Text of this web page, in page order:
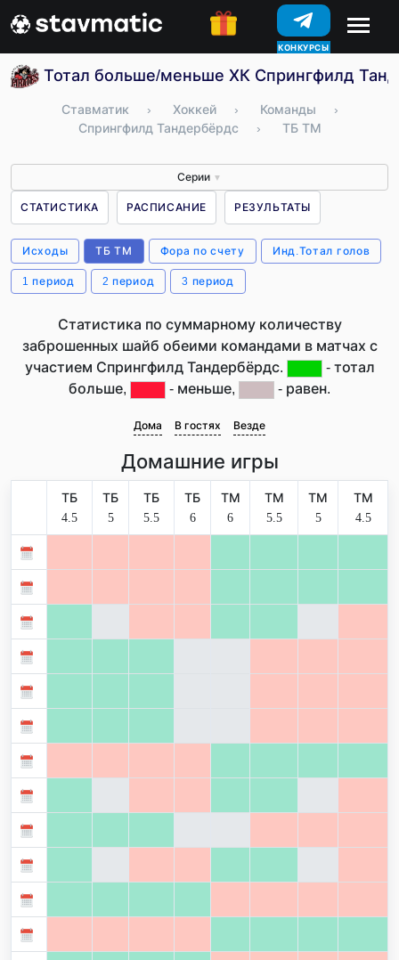
КОНКУРСЫ
Тотал больше/меньше ХК Спрингфилд
Ставматик › Хоккей › Команды
›
Спрингфилд Тандербёрдс
› ТБ ТМ
Серии ▼
СТАТИСТИКА РАСПИСАНИЕ РЕЗУЛЬТАТЫ
Исходы ТБ ТМ Фора по счету Инд.Тотал голов
1 период 2 период 3 период
Статистика по суммарному количеству
заброшенных шайб обеими командами в матчах с
участием Спрингфилд Тандербёрдс.
- тотал
больше,
- меньше, - равен.
Дома В гостях Везде
Домашние игры
ТБ
4.5
ТБ
5
ТБ
5.5
ТБ
6
ТМ
6
ТМ
5.5
ТМ
5
ТМ
4.5